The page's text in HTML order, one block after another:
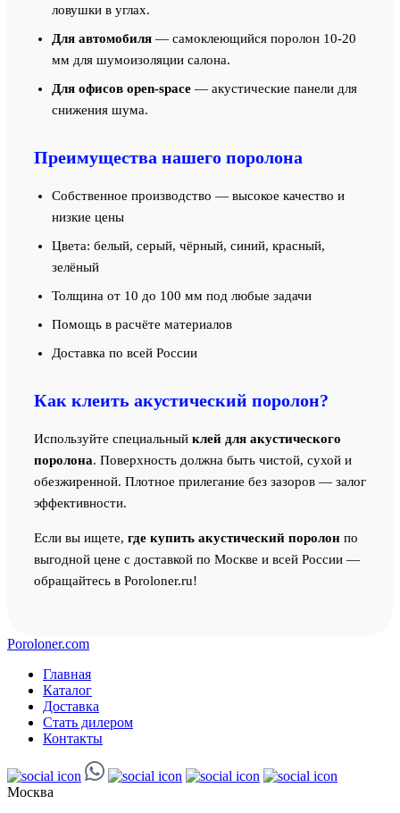
ловушки в углах.
Для автомобиля — самоклеющийся поролон 10-20
мм для шумоизоляции салона.
Для офисов open-space — акустические панели для
снижения шума.
Преимущества нашего поролона
Собственное производство — высокое качество и
низкие цены
Цвета: белый, серый, чёрный, синий, красный,
зелёный
Толщина от 10 до 100 мм под любые задачи
Помощь в расчёте материалов
Доставка по всей России
Как клеить акустический поролон?
Используйте специальный клей для акустического
поролона. Поверхность должна быть чистой, сухой и
обезжиренной. Плотное прилегание без зазоров — залог
эффективности.
Если вы ищете, где купить акустический поролон по
выгодной цене с доставкой по Москве и всей России —
обращайтесь в Poroloner.ru!
Poroloner.com
Главная
Каталог
Доставка
Стать дилером
Контакты
Москва